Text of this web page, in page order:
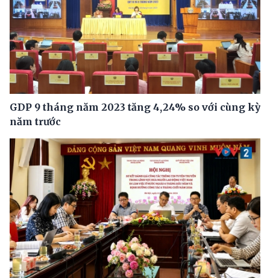
GDP 9 tháng năm 2023 tăng 4,24% so với cùng kỳ
năm trước